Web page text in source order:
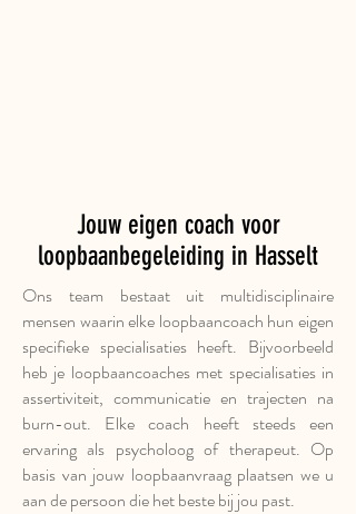
Jouw eigen coach voor
loopbaanbegeleiding in Hasselt
Ons team bestaat uit multidisciplinaire
mensen waarin elke loopbaancoach hun eigen
specifieke specialisaties heeft. Bijvoorbeeld
heb je loopbaancoaches met specialisaties in
assertiviteit, communicatie en trajecten na
burn-out. Elke coach heeft steeds een
ervaring als psycholoog of therapeut. Op
basis van jouw loopbaanvraag plaatsen we u
aan de persoon die het beste bij jou past.